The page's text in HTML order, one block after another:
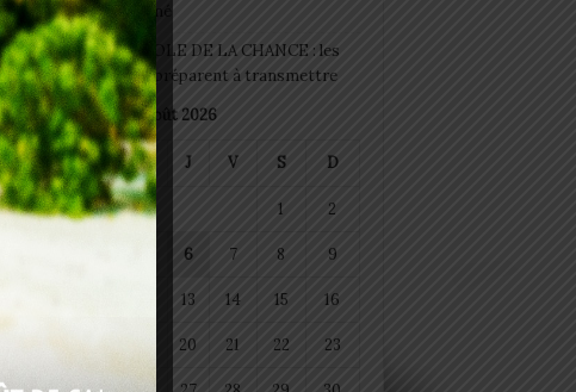
visite médicale à Lomé
SWEDD+ Togo / ECOLE DE LA CHANCE : les
maitres-artisans se préparent à transmettre
août 2026
L M M J V S D
1 2
6 7 8 9
13 14 15 16
20 21 22 23